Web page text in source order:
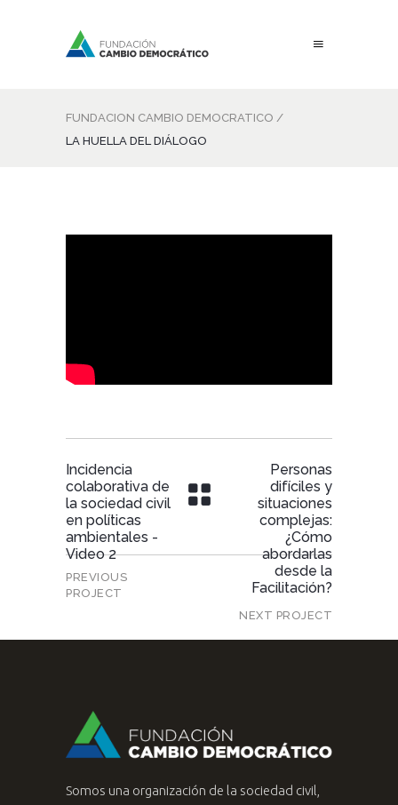
FUNDACION CAMBIO DEMOCRATICO /
LA HUELLA DEL DIÁLOGO
Incidencia
colaborativa de
la sociedad civil
en políticas
ambientales -
Video 2
PREVIOUS
PROJECT
Personas
difíciles y
situaciones
complejas:
¿Cómo
abordarlas
desde la
Facilitación?
NEXT PROJECT
Somos una organización de la sociedad civil,